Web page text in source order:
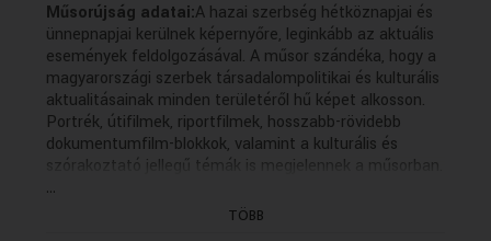
Műsorújság adatai:A hazai szerbség hétköznapjai és
ünnepnapjai kerülnek képernyőre, leginkább az aktuális
események feldolgozásával. A műsor szándéka, hogy a
magyarországi szerbek társadalompolitikai és kulturális
aktualitásainak minden területéről hű képet alkosson.
Portrék, útifilmek, riportfilmek, hosszabb-rövidebb
dokumentumfilm-blokkok, valamint a kulturális és
szórakoztató jellegű témák is megjelennek a műsorban.
Szerb nyelvű nemzetiségi magazin.
...
TÖBB